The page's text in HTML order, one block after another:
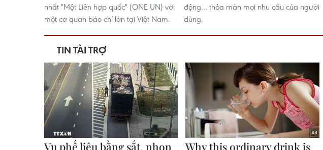
nhất "Một Liên hợp quốc" (ONE UN) với
một cơ quan báo chí lớn tại Việt Nam.
động... thỏa mãn mọi nhu cầu của người
dùng.